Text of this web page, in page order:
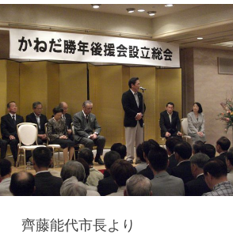
齊藤能代市長より